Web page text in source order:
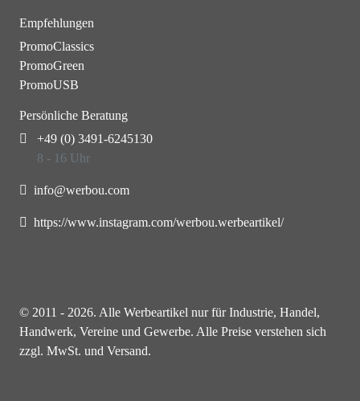
Empfehlungen
PromoClassics
PromoGreen
PromoUSB
Persönliche Beratung
+49 (0) 3491-6245130
8 - 16 Uhr
info@werbou.com
https://www.instagram.com/werbou.werbeartikel/
© 2011 - 2026. Alle Werbeartikel nur für Industrie, Handel,
Handwerk, Vereine und Gewerbe. Alle Preise verstehen sich
zzgl. MwSt. und Versand.